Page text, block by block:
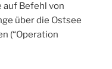
Befehl von
über die Ostsee
(“Operation